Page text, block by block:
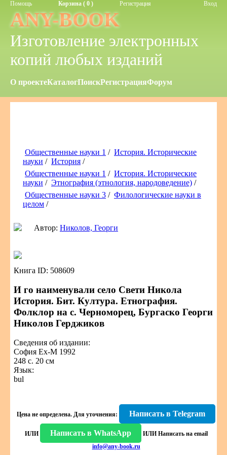
Помощь Корзина ( 0 ) Регистрация Вход
ANY-BOOK
Изготовление электронных
копий любых изданий
О проектеКаталогПоискРегистрацияФорум
Общественные науки 1 / История. Исторические
науки / История /
Общественные науки 1 / История. Исторические
науки / Этнография (этнология, народоведение) /
Общественные науки 3 / Филологические науки в
целом /
Автор: Николов, Георги
Книга ID: 508609
И го наименували село Свети Никола
История. Бит. Култура. Етнография.
Фолклор на с. Черноморец, Бургаско Георги
Николов Герджиков
Сведения об издании:
София Ех-М 1992
248 с. 20 см
Язык:
bul
Цена не определена. Для уточнения: Написать в Telegram
ИЛИ Написать в WhatsApp ИЛИ Написать на email
info@any-book.ru